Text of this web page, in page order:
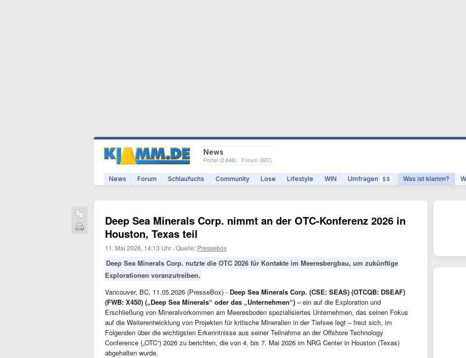
News
Portal (2.648) · Forum (607)
News Forum Schlaufuchs Community Lose Lifestyle WIN Umfragen $$ Was ist klamm?
Deep Sea Minerals Corp. nimmt an der OTC-Konferenz 2026 in
Houston, Texas teil
11. Mai 2026, 14:13 Uhr ·Quelle: Pressebox
Deep Sea Minerals Corp. nutzte die OTC 2026 für Kontakte im Meeresbergbau, um zukünftige
Explorationen voranzutreiben.
Vancouver, BC, 11.05.2026 (PresseBox) - Deep Sea Minerals Corp. (CSE: SEAS) (OTCQB: DSEAF)
(FWB: X450) („Deep Sea Minerals“ oder das „Unternehmen“) – ein auf die Exploration und
Erschließung von Mineralvorkommen am Meeresboden spezialisiertes Unternehmen, das seinen Fokus
auf die Weiterentwicklung von Projekten für kritische Mineralien in der Tiefsee legt – freut sich, im
Folgenden über die wichtigsten Erkenntnisse aus seiner Teilnahme an der Offshore Technology
Conference („OTC“) 2026 zu berichten, die von 4. bis 7. Mai 2026 im NRG Center in Houston (Texas)
abgehalten wurde.